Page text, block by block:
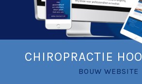
CHIROPRACTIE
BOUW WEBSITE